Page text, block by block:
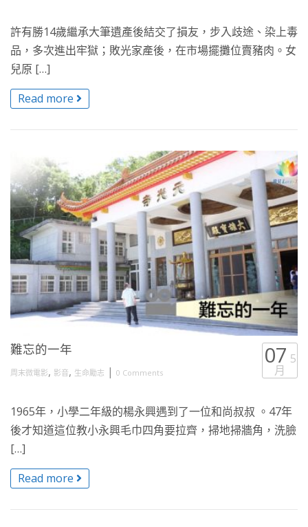
許有勝14歲繼承大筆遺產後結交了損友，步入歧途、染上毒
品，多次進出牢獄；敗光家產後，在市場擺攤位賣豬肉。女
兒原 […]
Read more
難忘的一年
周末微電影, 影音, 生命勵志 | 0 Comments
07 5
月
1965年，小學二年級的楊永興遇到了一位和尚叔叔 。47年
後才知道這位教小永興毛巾四角要拉齊，掃地掃牆角，洗臉
[…]
Read more